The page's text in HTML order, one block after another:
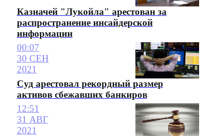
Казначей "Лукойла" арестован за
распространение инсайдерской
информации
00:07
30 СЕН
2021
Суд арестовал рекордный размер
активов сбежавших банкиров
12:51
31 АВГ
2021